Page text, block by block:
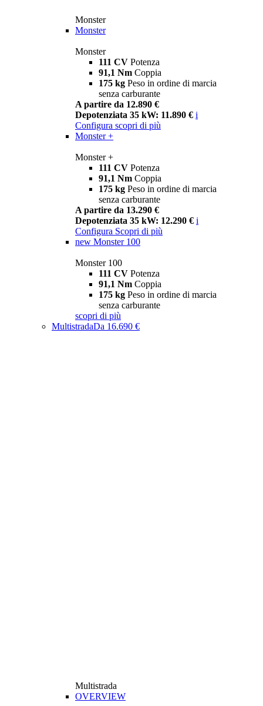
Monster
Monster
Monster
111 CV Potenza
91,1 Nm Coppia
175 kg Peso in ordine di marcia
senza carburante
A partire da 12.890 €
Depotenziata 35 kW: 11.890 € i
Configura scopri di più
Monster +
Monster +
111 CV Potenza
91,1 Nm Coppia
175 kg Peso in ordine di marcia
senza carburante
A partire da 13.290 €
Depotenziata 35 kW: 12.290 € i
Configura Scopri di più
new Monster 100
Monster 100
111 CV Potenza
91,1 Nm Coppia
175 kg Peso in ordine di marcia
senza carburante
scopri di più
MultistradaDa 16.690 €
Multistrada
OVERVIEW